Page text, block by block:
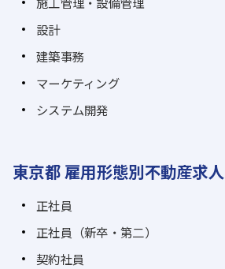
設計
建築事務
マーケティング
システム開発
東京都 雇用形態別不動産求人
正社員
正社員（新卒・第二）
契約社員